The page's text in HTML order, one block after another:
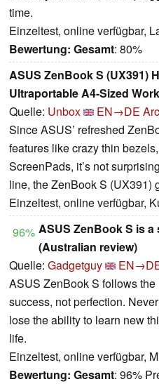
time.
Einzeltest, online verfügbar,
Bewertung: Gesamt: 80%
ASUS ZenBook S (UX391)
Ultraportable A4-Sized
Quelle: Unbox EN→DE
Since ASUS’ refreshed
features like crazy thin
ScreenPads, it’s not
line, the ZenBook S (UX391)
Einzeltest, online verfügbar,
96% ASUS ZenBook S is
(Australian review)
Quelle: Gadgetguy
ASUS ZenBook S follows the
success, not perfection.
lose the ability to learn new
life.
Einzeltest, online verfügbar,
Bewertung: Gesamt: 96%